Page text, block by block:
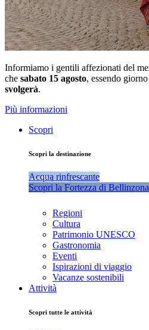
Informiamo i gentili affezionati del
che sabato 15 agosto, essendo
svolgerà.
Più informazioni
Scopri
Scopri la destinazione
Acqua rinfrescante
Scopri la Fortezza di Bellinzona
Regioni
Cultura
Patrimonio UNESCO
Gastronomia
Eventi
Ispirazioni di viaggio
Vacanze sostenibili
Attività
Scopri tutte le attività